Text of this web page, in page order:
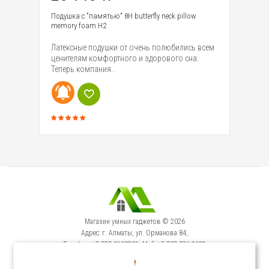
Подушка c "памятью" 8H butterfly neck pillow
memory foam H2
Латексные подушки от очень полюбились всем
ценителям комфортного и здорового сна.
Теперь компания..
Магазин умных гаджетов © 2026
Адрес: г. Алматы, ул. Орманова 84,
Телефон: +7-727-3100231, Моб: +7-707-376-9129
Сервисный Центр: г. Алматы, ул. Орманова 84.
!